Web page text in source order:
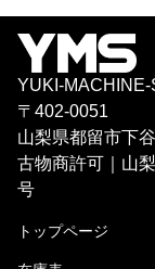
YUKI-
〒402-0051
山梨県都留市下
古物商許可｜山
号
トップページ